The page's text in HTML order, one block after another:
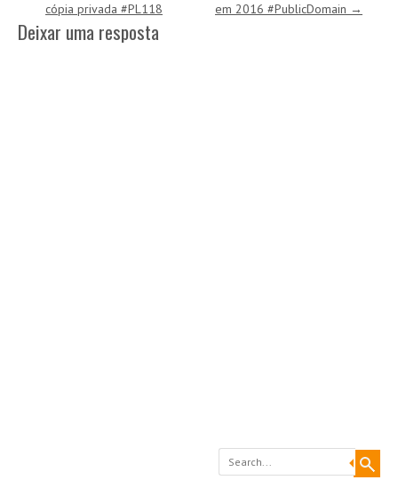
cópia privada #PL118
em 2016 #PublicDomain →
Deixar uma resposta
Search